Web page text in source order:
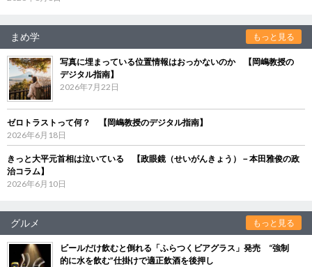
まめ学 もっと見る
写真に埋まっている位置情報はおっかないのか 【岡嶋教授の
デジタル指南】
2026年7月22日
ゼロトラストって何？ 【岡嶋教授のデジタル指南】
2026年6月18日
きっと大平元首相は泣いている 【政眼鏡（せいがんきょう）－本田雅俊の政
治コラム】
2026年6月10日
グルメ もっと見る
ビールだけ飲むと倒れる「ふらつくビアグラス」発売 “強制
的に水を飲む”仕掛けで適正飲酒を後押し